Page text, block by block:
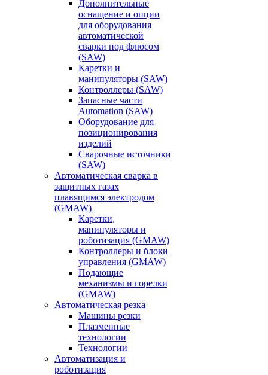
Дополнительные
оснащение и опции
для оборудования
автоматической
сварки под флюсом
(SAW)
Каретки и
манипуляторы (SAW)
Контроллеры (SAW)
Запасные части
Automation (SAW)
Оборудование для
позиционирования
изделий
Сварочные источники
(SAW)
Автоматическая сварка в
защитных газах
плавящимся электродом
(GMAW)
Каретки,
манипуляторы и
роботизация (GMAW)
Контроллеры и блоки
управления (GMAW)
Подающие
механизмы и горелки
(GMAW)
Автоматическая резка
Машины резки
Плазменные
технологии
Технологии
Автоматизация и
роботизация